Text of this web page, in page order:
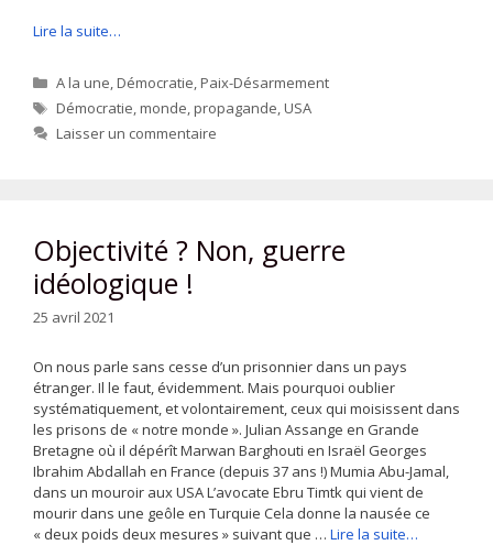
Lire la suite…
Catégories
A la une,Démocratie,Paix-Désarmement
Étiquettes
Démocratie,monde,propagande,USA
Laisser un commentaire
Objectivité ? Non, guerre
idéologique !
25 avril 2021
On nous parle sans cesse d’un prisonnier dans un pays
étranger. Il le faut, évidemment. Mais pourquoi oublier
systématiquement, et volontairement, ceux qui moisissent dans
les prisons de « notre monde ». Julian Assange en Grande
Bretagne où il dépérît Marwan Barghouti en Israël Georges
Ibrahim Abdallah en France (depuis 37 ans !) Mumia Abu-Jamal,
dans un mouroir aux USA L’avocate Ebru Timtk qui vient de
mourir dans une geôle en Turquie Cela donne la nausée ce
« deux poids deux mesures » suivant que … Lire la suite…